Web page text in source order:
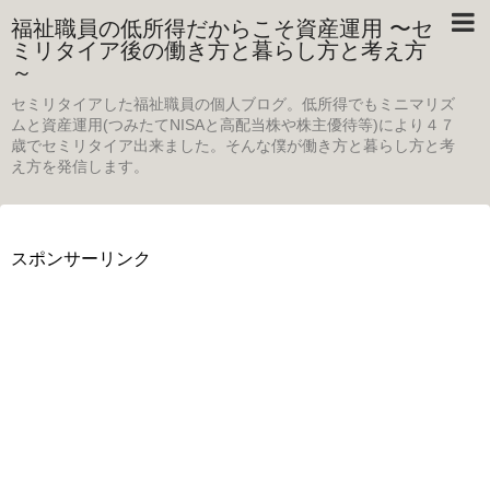
福祉職員の低所得だからこそ資産運用 〜セ
ミリタイア後の働き方と暮らし方と考え方
～
セミリタイアした福祉職員の個人ブログ。低所得でもミニマリズ
ムと資産運用(つみたてNISAと高配当株や株主優待等)により４７
歳でセミリタイア出来ました。そんな僕が働き方と暮らし方と考
え方を発信します。
スポンサーリンク